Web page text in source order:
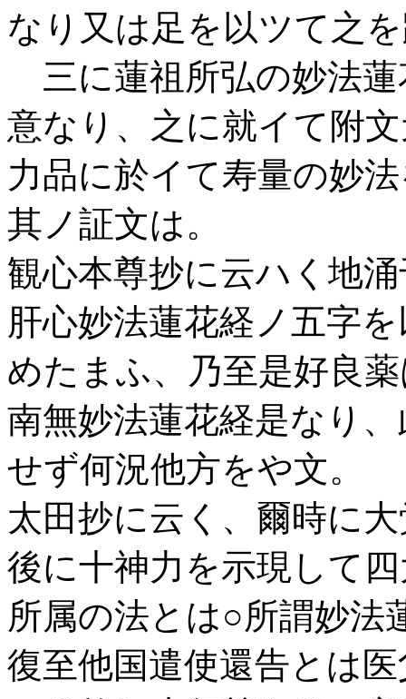
なり又は足を以ツて之
三に蓮祖所弘の妙法蓮
意なり、之に就イて附
力品に於イて寿量の妙
其ノ証文は。
観心本尊抄に云ハく地
肝心妙法蓮花経ノ五字
めたまふ、乃至是好良
南無妙法蓮花経是なり
せず何況他方をや文。
太田抄に云く、爾時に
後に十神力を示現して
所属の法とは○所謂妙法
復至他国遣使還告とは